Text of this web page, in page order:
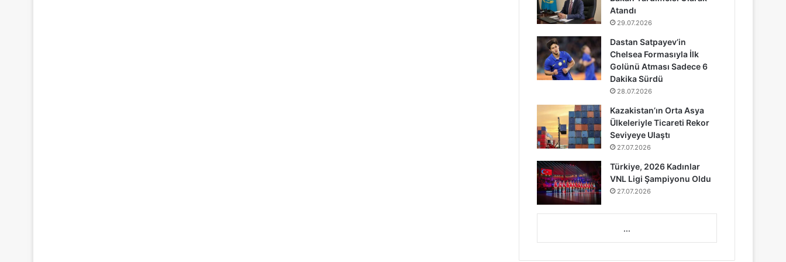
Atandı
29.07.2026
Dastan Satpayev’in
Chelsea Formasıyla İlk
Golünü Atması Sadece 6
Dakika Sürdü
28.07.2026
Kazakistan’ın Orta Asya
Ülkeleriyle Ticareti Rekor
Seviyeye Ulaştı
27.07.2026
Türkiye, 2026 Kadınlar
VNL Ligi Şampiyonu Oldu
27.07.2026
...